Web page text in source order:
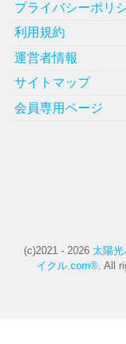
プライバシーポリ
利用規約
運営者情報
サイトマップ
会員専用ページ
(c)2021 - 2026 太陽
イクル.com® . All